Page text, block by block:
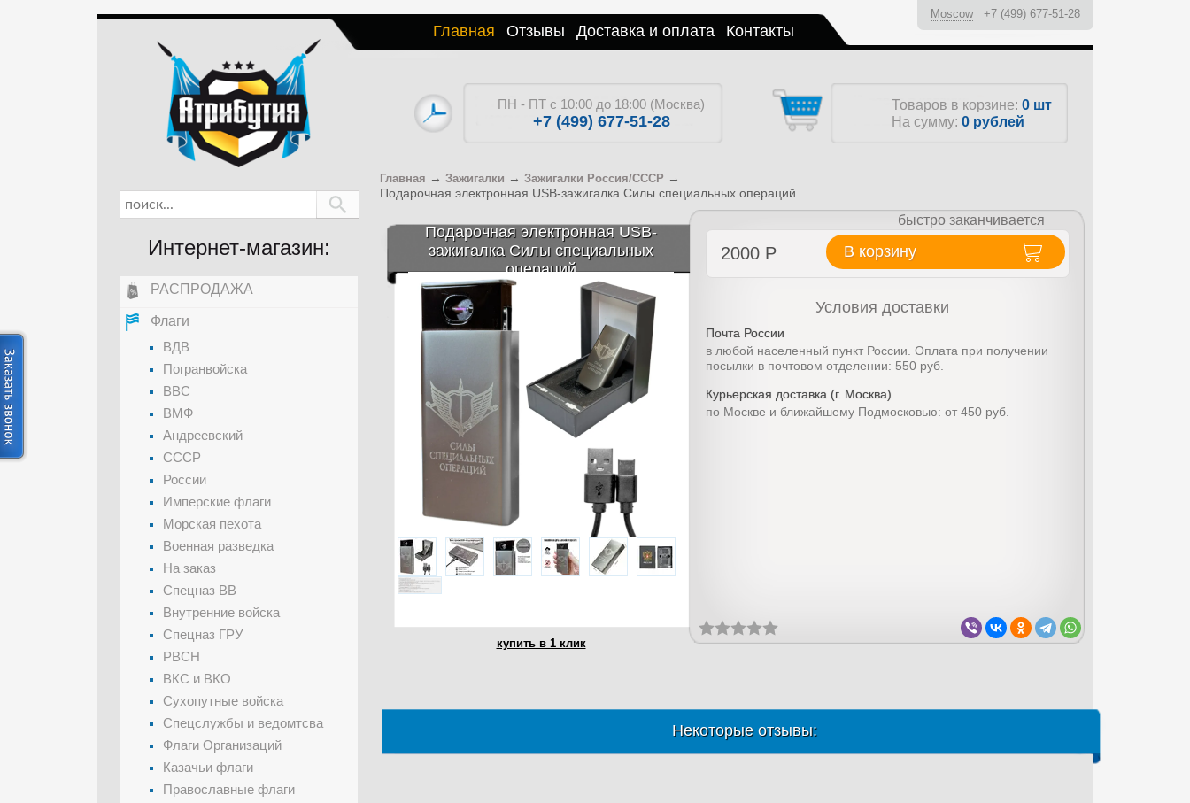
Главная Отзывы Доставка и оплата Контакты
Moscow +7 (499) 677-51-28
ПН - ПТ с 10:00 до 18:00 (Москва)
+7 (499) 677-51-28
Товаров в корзине: 0 шт
На сумму: 0 рублей
Главная → Зажигалки → Зажигалки Россия/СССР →
Подарочная электронная USB-зажигалка Силы специальных операций
Подарочная электронная USB-
зажигалка Силы специальных
операций
быстро заканчивается
2000 Р В корзину
купить в 1 клик
Условия доставки
Почта России
в любой населенный пункт России. Оплата при получении
посылки в почтовом отделении: 550 руб.
Курьерская доставка (г. Москва)
по Москве и ближайшему Подмосковью: от 450 руб.
Некоторые отзывы:
Интернет-магазин:
РАСПРОДАЖА
Флаги
ВДВ
Погранвойска
ВВС
ВМФ
Андреевский
СССР
России
Имперские флаги
Морская пехота
Военная разведка
На заказ
Спецназ ВВ
Внутренние войска
Спецназ ГРУ
РВСН
ВКС и ВКО
Сухопутные войска
Спецслужбы и ведомтсва
Флаги Организаций
Казачьи флаги
Православные флаги